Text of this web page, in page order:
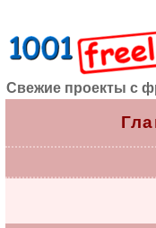
Свежие проекты с